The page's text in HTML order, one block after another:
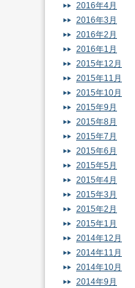
2016年4月
2016年3月
2016年2月
2016年1月
2015年12月
2015年11月
2015年10月
2015年9月
2015年8月
2015年7月
2015年6月
2015年5月
2015年4月
2015年3月
2015年2月
2015年1月
2014年12月
2014年11月
2014年10月
2014年9月